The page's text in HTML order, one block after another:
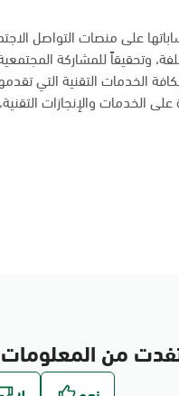
على منصات التواصل
وتحقيقاً للمشاركة
الخدمات التقنية التي
الخدمات والإنجازات
من